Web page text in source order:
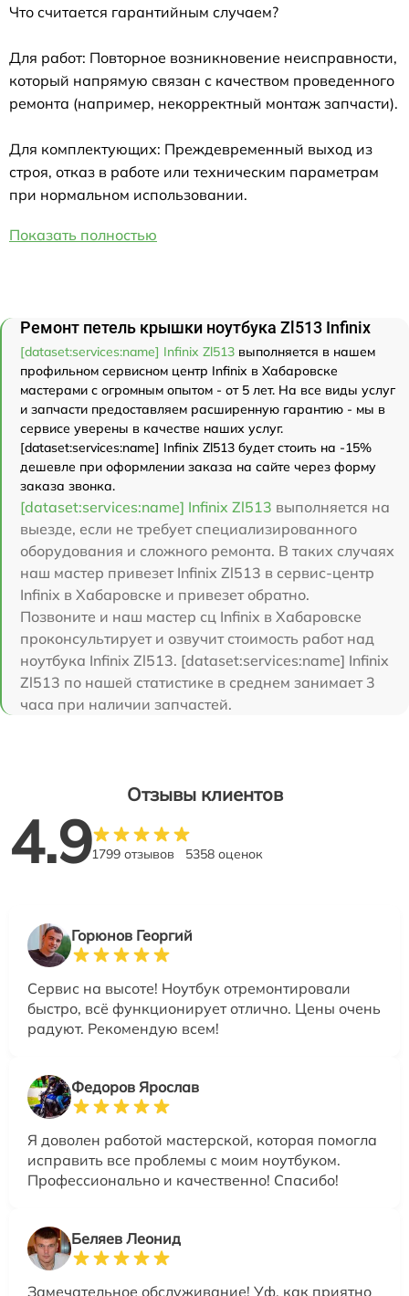
Что считается гарантийным случаем?
Для работ: Повторное возникновение неисправности,
который напрямую связан с качеством проведенного
ремонта (например, некорректный монтаж запчасти).
Для комплектующих: Преждевременный выход из
строя, отказ в работе или техническим параметрам
при нормальном использовании.
Показать полностью
Ремонт петель крышки ноутбука Zl513 Infinix
[dataset:services:name] Infinix Zl513 выполняется в нашем
профильном сервисном центр Infinix в Хабаровске
мастерами с огромным опытом - от 5 лет. На все виды услуг
и запчасти предоставляем расширенную гарантию - мы в
сервисе уверены в качестве наших услуг.
[dataset:services:name] Infinix Zl513 будет стоить на -15%
дешевле при оформлении заказа на сайте через форму
заказа звонка.
[dataset:services:name] Infinix Zl513 выполняется на
выезде, если не требует специализированного
оборудования и сложного ремонта. В таких случаях
наш мастер привезет Infinix Zl513 в сервис-центр
Infinix в Хабаровске и привезет обратно.
Позвоните и наш мастер сц Infinix в Хабаровске
проконсультирует и озвучит стоимость работ над
ноутбука Infinix Zl513. [dataset:services:name] Infinix
Zl513 по нашей статистике в среднем занимает 3
часа при наличии запчастей.
Отзывы клиентов
4.91799 отзывов 5358 оценок
Горюнов Георгий
Сервис на высоте! Ноутбук отремонтировали
быстро, всё функционирует отлично. Цены очень
радуют. Рекомендую всем!
Федоров Ярослав
Я доволен работой мастерской, которая помогла
исправить все проблемы с моим ноутбуком.
Профессионально и качественно! Спасибо!
Беляев Леонид
Замечательное обслуживание! Уф, как приятно